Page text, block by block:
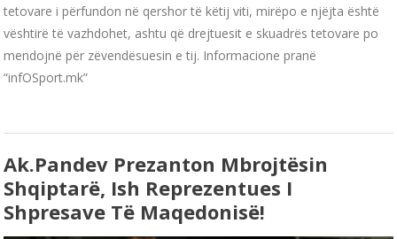
tetovare i përfundon në qershor të këtij viti, mirëpo e njëjta është
vështirë të vazhdohet, ashtu që drejtuesit e skuadrës tetovare po
mendojnë për zëvendësuesin e tij. Informacione pranë
“infOSport.mk”
Ak.Pandev Prezanton Mbrojtësin
Shqiptarë, Ish Reprezentues I
Shpresave Të Maqedonisë!